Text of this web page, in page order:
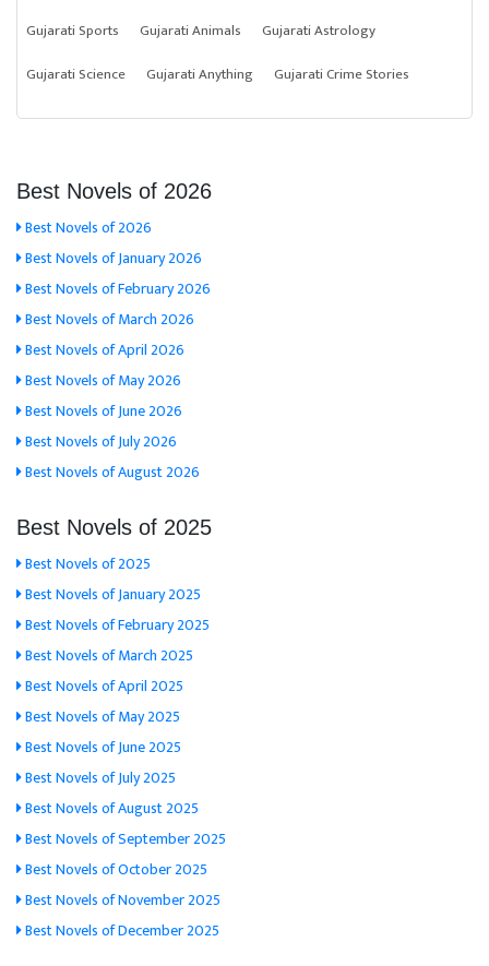
Gujarati Sports
Gujarati Animals
Gujarati Astrology
Gujarati Science
Gujarati Anything Gujarati Crime Stories
Best Novels of 2026
Best Novels of 2026
Best Novels of January 2026
Best Novels of February 2026
Best Novels of March 2026
Best Novels of April 2026
Best Novels of May 2026
Best Novels of June 2026
Best Novels of July 2026
Best Novels of August 2026
Best Novels of 2025
Best Novels of 2025
Best Novels of January 2025
Best Novels of February 2025
Best Novels of March 2025
Best Novels of April 2025
Best Novels of May 2025
Best Novels of June 2025
Best Novels of July 2025
Best Novels of August 2025
Best Novels of September 2025
Best Novels of October 2025
Best Novels of November 2025
Best Novels of December 2025